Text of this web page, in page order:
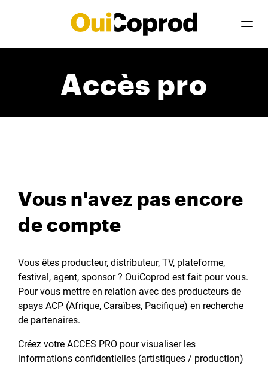
Accès pro
Vous n'avez pas encore
de compte
Vous êtes producteur, distributeur, TV, plateforme,
festival, agent, sponsor ? OuiCoprod est fait pour vous.
Pour vous mettre en relation avec des producteurs de
spays ACP (Afrique, Caraïbes, Pacifique) en recherche
de partenaires.
Créez votre ACCES PRO pour visualiser les
informations confidentielles (artistiques / production)